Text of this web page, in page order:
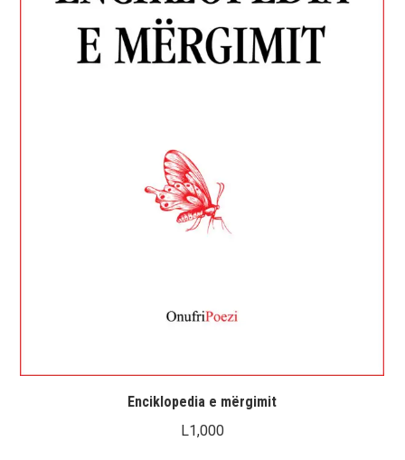
Enciklopedia e mërgimit
L1,000